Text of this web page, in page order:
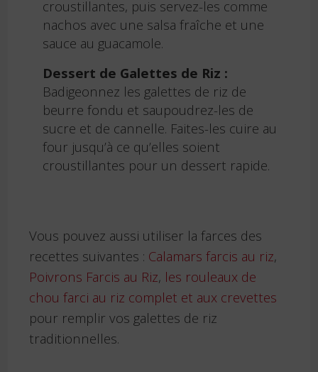
croustillantes, puis servez-les comme
nachos avec une salsa fraîche et une
sauce au guacamole.
Dessert de Galettes de Riz :
Badigeonnez les galettes de riz de
beurre fondu et saupoudrez-les de
sucre et de cannelle. Faites-les cuire au
four jusqu’à ce qu’elles soient
croustillantes pour un dessert rapide.
Vous pouvez aussi utiliser la farces des
recettes suivantes : Calamars farcis au riz,
Poivrons Farcis au Riz, les rouleaux de
chou farci au riz complet et aux crevettes
pour remplir vos galettes de riz
traditionnelles.